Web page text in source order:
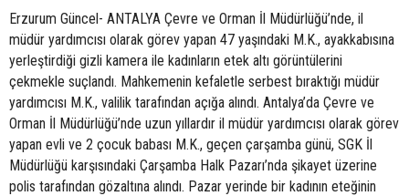
Erzurum Güncel- ANTALYA Çevre ve Orman İl Müdürlüğü’nde, il
müdür yardımcısı olarak görev yapan 47 yaşındaki M.K., ayakkabısına
yerleştirdiği gizli kamera ile kadınların etek altı görüntülerini
çekmekle suçlandı. Mahkemenin kefaletle serbest bıraktığı müdür
yardımcısı M.K., valilik tarafından açığa alındı. Antalya’da Çevre ve
Orman İl Müdürlüğü’nde uzun yıllardır il müdür yardımcısı olarak görev
yapan evli ve 2 çocuk babası M.K., geçen çarşamba günü, SGK İl
Müdürlüğü karşısındaki Çarşamba Halk Pazarı’nda şikayet üzerine
polis tarafından gözaltına alındı. Pazar yerinde bir kadının eteğinin